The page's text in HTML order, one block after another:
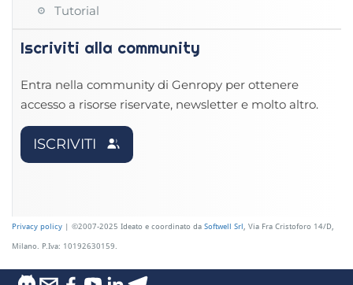
Tutorial
Iscriviti alla community
Entra nella community di Genropy per ottenere
accesso a risorse riservate, newsletter e molto altro.
ISCRIVITI
Privacy policy | ©2007-2025 Ideato e coordinato da Softwell Srl , Via Fra Cristoforo 14/D,
Milano. P.Iva: 10192630159.